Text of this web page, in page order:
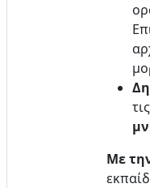
Με